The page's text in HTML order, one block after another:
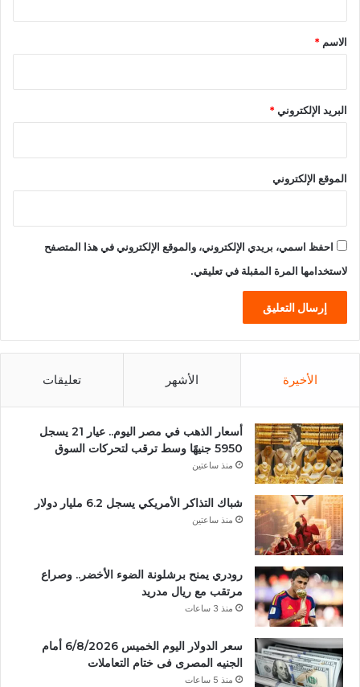
*
الاسم *
البريد الإلكتروني*
الموقع الإلكتروني
احفظ اسمي، بريدي الإلكتروني، والموقع الإلكتروني في هذا المتصفح
لاستخدامها المرة المقبلة في تعليقي.
الأخيرة الأشهر تعليقات
أسعار الذهب في مصر اليوم.. عيار 21 يسجل
5950 جنيهًا وسط ترقب لتحركات السوق
منذ ساعتين
شباك التذاكر الأمريكي يسجل 6.2 مليار دولار
منذ ساعتين
رودري يمنح برشلونة الضوء الأخضر.. وصراع
مرتقب مع ريال مدريد
منذ 3 ساعات
سعر الدولار اليوم الخميس 6/8/2026 أمام
الجنيه المصرى فى ختام التعاملات
منذ 5 ساعات